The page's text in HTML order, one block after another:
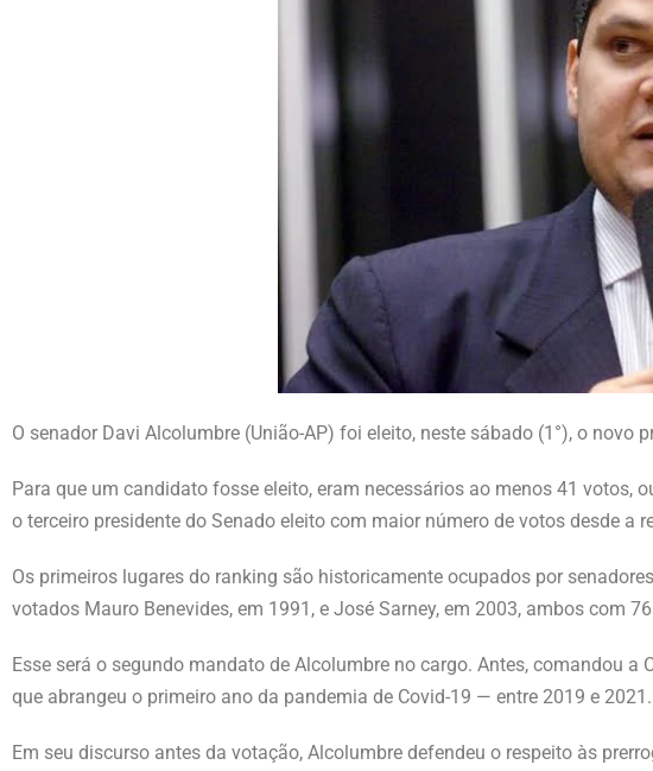
O senador Davi Alcolumbre (União-AP) foi eleito, neste sábado (1°), o
Para que um candidato fosse eleito, eram necessários ao menos 41 votos,
o terceiro presidente do Senado eleito com maior número de votos desde a
Os primeiros lugares do ranking são historicamente ocupados por
votados Mauro Benevides, em 1991, e José Sarney, em 2003, ambos com
Esse será o segundo mandato de Alcolumbre no cargo. Antes, comandou
que abrangeu o primeiro ano da pandemia de Covid-19 — entre 2019 e
Em seu discurso antes da votação, Alcolumbre defendeu o respeito às